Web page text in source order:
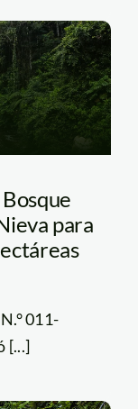
para
011-
[...]